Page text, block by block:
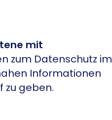
mit
zum Datenschutz im
Informationen
zu geben.